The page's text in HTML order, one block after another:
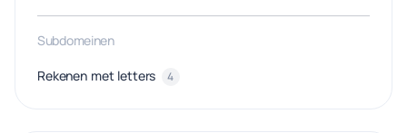
Subdomeinen
Rekenen met letters 4